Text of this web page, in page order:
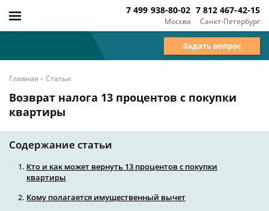
Москва
7 499 938-80-02
Санкт-Петербург
7 812 467-42-15
Задать вопрос
Главная - Статьи
Возврат налога 13 процентов с покупки
квартиры
Содержание статьи
Кто и как может вернуть 13 процентов с покупки
квартиры
Кому полагается имущественный вычет